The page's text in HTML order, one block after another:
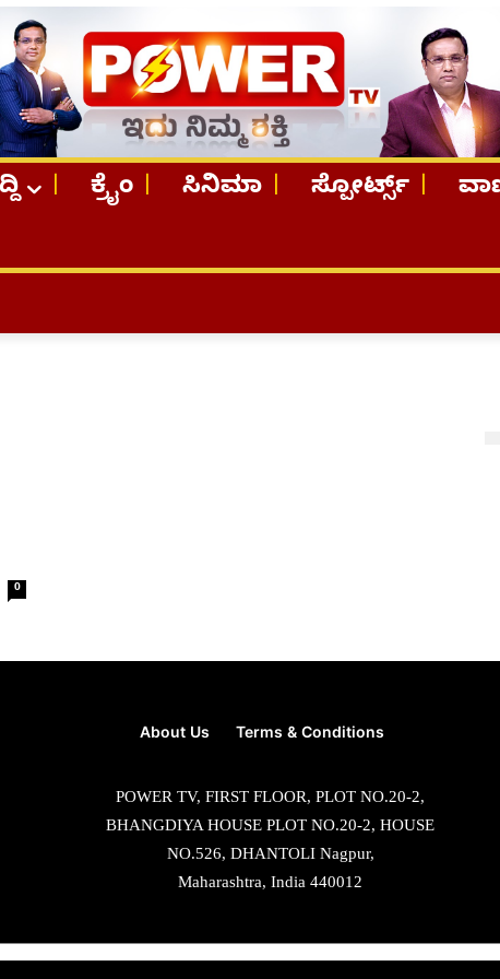
ಕ್ರೈಂ ಸಿನಿಮಾ ಸ್ಪೋರ್ಟ್ಸ್
0
About Us Terms & Conditions
POWER TV, FIRST FLOOR, PLOT NO.20-2,
BHANGDIYA HOUSE PLOT NO.20-2, HOUSE
NO.526, DHANTOLI Nagpur,
Maharashtra, India 440012